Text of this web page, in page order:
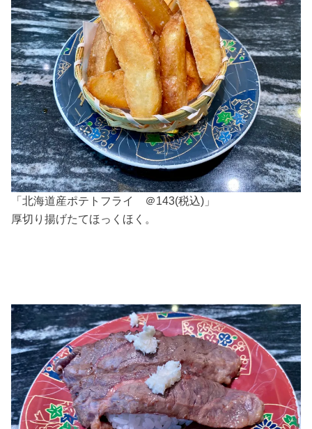
「北海道産ポテトフライ ＠143(税込)」
厚切り揚げたてほっくほく。